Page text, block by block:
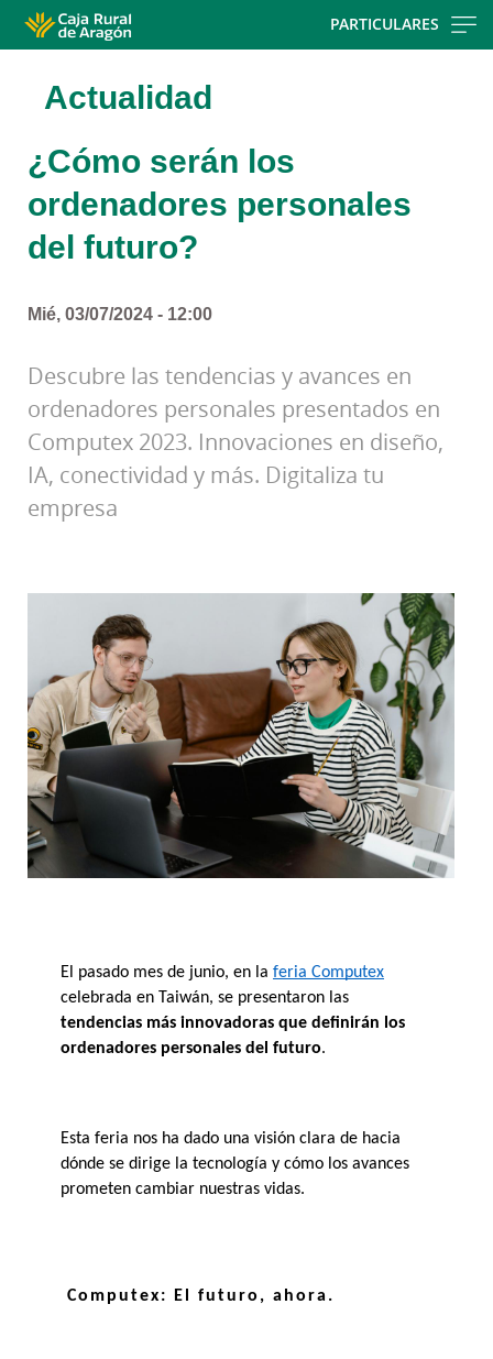
PARTICULARES
Actualidad
¿Cómo serán los
ordenadores personales
del futuro?
Mié, 03/07/2024 - 12:00
Descubre las tendencias y avances en
ordenadores personales presentados en
Computex 2023. Innovaciones en diseño,
IA, conectividad y más. Digitaliza tu
empresa
El pasado mes de junio, en la feria Computex
tendencias más innovadoras que definirán los
ordenadores personales del futuro.
Esta feria nos ha dado una visión clara de hacia
dónde se dirige la tecnología y cómo los avances
prometen cambiar nuestras vidas.
Computex: El futuro, ahora.